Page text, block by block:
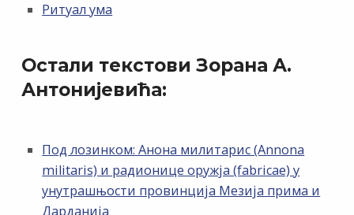
Ритуал ума
Остали текстови Зорана А.
Антонијевића:
Под лозинком: Анона милитарис (Annona
militaris) и радионице оружја (fabricae) у
унутрашњости провинција Мезија прима и
Дарданија